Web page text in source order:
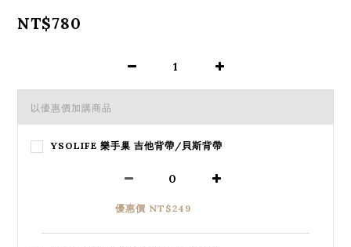
NT$780
以優惠價加購商品
YSOLIFE 樂手巢 吉他背帶/貝斯背帶
優惠價 NT$249